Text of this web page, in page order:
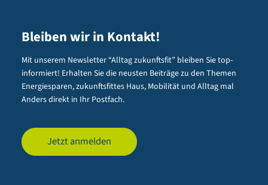
Bleiben wir in Kontakt!
Mit unserem Newsletter “Alltag zukunftsfit” bleiben Sie top-
informiert! Erhalten Sie die neusten Beiträge zu den Themen
Energiesparen, zukunftsfittes Haus, Mobilität und Alltag mal
Anders direkt in Ihr Postfach.
Jetzt anmelden